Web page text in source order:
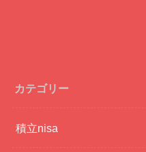
カテゴリー
積立nisa